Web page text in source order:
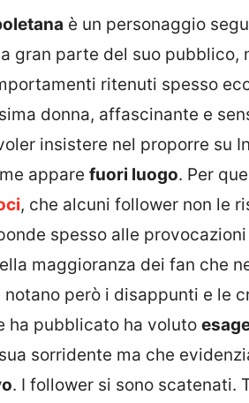
è un personaggio
gran parte del suo pubblico,
ritenuti spesso
donna, affascinante e
insistere nel proporre su
appare fuori luogo. Per
, che alcuni follower non le
spesso alle
maggioranza dei fan che
però i disappunti e le
ha pubblicato ha voluto
sorridente ma che
. I follower si sono scatenati.